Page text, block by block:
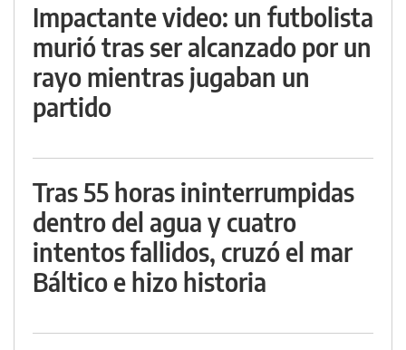
Impactante video: un futbolista
murió tras ser alcanzado por un
rayo mientras jugaban un
partido
Tras 55 horas ininterrumpidas
dentro del agua y cuatro
intentos fallidos, cruzó el mar
Báltico e hizo historia